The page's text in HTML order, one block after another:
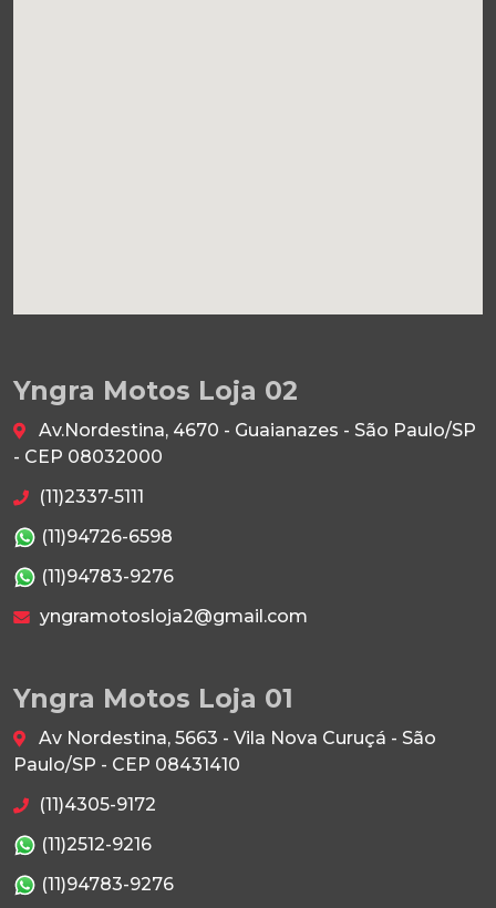
Yngra Motos Loja 02
Av.Nordestina, 4670 - Guaianazes - São Paulo/SP
- CEP 08032000
(11)2337-5111
(11)94726-6598
(11)94783-9276
yngramotosloja2@gmail.com
Yngra Motos Loja 01
Av Nordestina, 5663 - Vila Nova Curuçá - São
Paulo/SP - CEP 08431410
(11)4305-9172
(11)2512-9216
(11)94783-9276